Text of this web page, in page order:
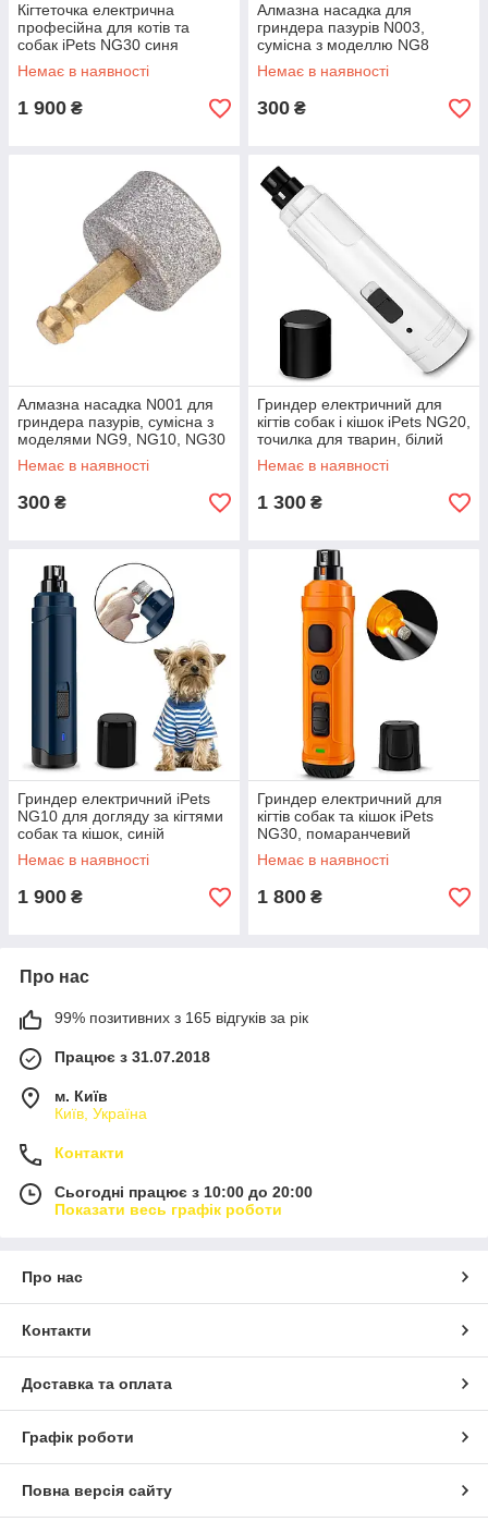
Кігтеточка електрична
професійна для котів та
собак iPets NG30 синя
Love&Life -online-multimarket-
Немає в наявності
1 900 ₴
Алмазна насадка для
гриндера пазурів N003,
сумісна з моделлю NG8
Love&Life -online-multimarket-
Немає в наявності
300 ₴
Алмазна насадка N001 для
гриндера пазурів, сумісна з
моделями NG9, NG10, NG30
Love&Life -online-multimarket-
Немає в наявності
300 ₴
Гриндер електричний для
кігтів собак і кішок iPets NG20,
точилка для тварин, білий
Love&Life -online-multimarket-
Немає в наявності
1 300 ₴
Гриндер електричний iPets
NG10 для догляду за кігтями
собак та кішок, синій
Love&Life -online-multimarket-
Немає в наявності
1 900 ₴
Гриндер електричний для
кігтів собак та кішок iPets
NG30, помаранчевий
Love&Life -online-multimarket-
Немає в наявності
1 800 ₴
Про нас
99% позитивних з 165 відгуків за рік
Працює з 31.07.2018
м. Київ
Київ, Україна
Контакти
Сьогодні працює з 10:00 до 20:00
Показати весь графік роботи
Про нас
Контакти
Доставка та оплата
Графік роботи
Повна версія сайту